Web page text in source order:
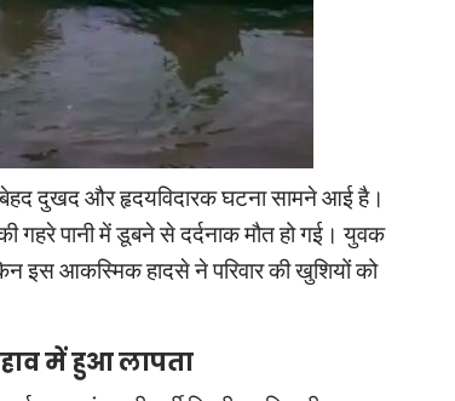
बेहद दुखद और हृदयविदारक घटना सामने आई है।
गहरे पानी में डूबने से दर्दनाक मौत हो गई। युवक
इस आकस्मिक हादसे ने परिवार की खुशियों को
में हुआ लापता